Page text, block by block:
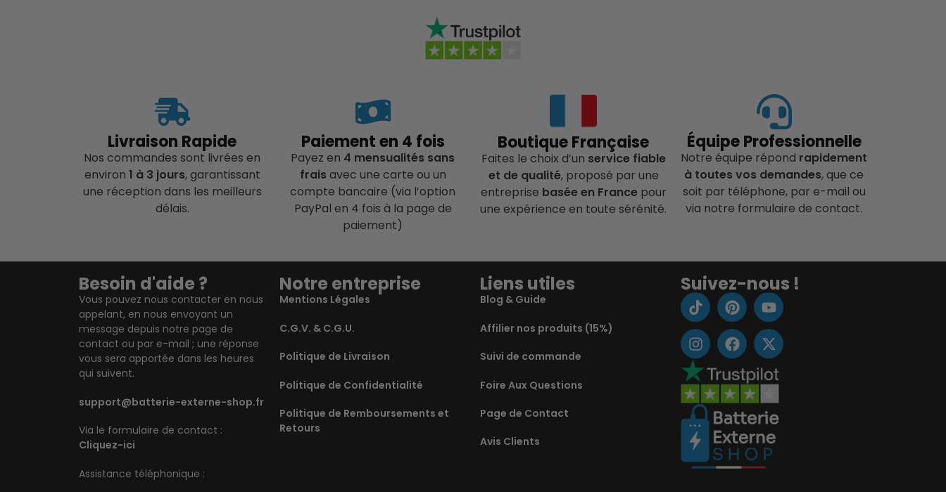
Livraison Rapide
Nos commandes sont livrées en
environ 1 à 3 jours, garantissant
une réception dans les meilleurs
délais.
Paiement en 4 fois
Payez en 4 mensualités sans
frais avec une carte ou un
compte bancaire (via l’option
PayPal en 4 fois à la page de
paiement)
Boutique Française
Faites le choix d’un service fiable
et de qualité, proposé par une
entreprise basée en France pour
une expérience en toute sérénité.
Équipe Professionnelle
Notre équipe répond rapidement
à toutes vos demandes, que ce
soit par téléphone, par e-mail ou
via notre formulaire de contact.
Besoin d'aide ?
Vous pouvez nous contacter en nous
appelant, en nous envoyant un
message depuis notre page de
contact ou par e-mail ; une réponse
vous sera apportée dans les heures
qui suivent.
support@batterie-externe-shop.fr
Via le formulaire de contact :
Cliquez-ici
Assistance téléphonique :
Notre entreprise
Mentions Légales
C.G.V. & C.G.U.
Politique de Livraison
Politique de Confidentialité
Politique de Remboursements et
Retours
Liens utiles
Blog & Guide
Affilier nos produits (15%)
Suivi de commande
Foire Aux Questions
Page de Contact
Avis Clients
Suivez-nous !